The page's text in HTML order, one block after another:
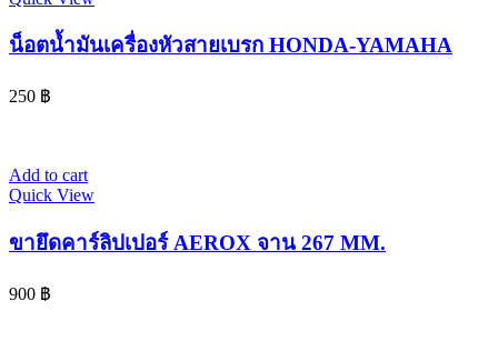
น็อตน้ำมันเครื่องหัวสายเบรก HONDA-YAMAHA
250 ฿
Add to cart
Quick View
ขายึดคาร์ลิปเปอร์ AEROX จาน 267 MM.
900 ฿